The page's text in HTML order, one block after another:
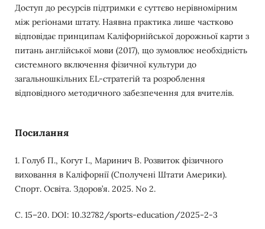
Доступ до ресурсів підтримки є суттєво нерівномірним
між регіонами штату. Наявна практика лише частково
відповідає принципам Каліфорнійської дорожньої карти з
питань англійської мови (2017), що зумовлює необхідність
системного включення фізичної культури до
загальношкільних EL-стратегій та розроблення
відповідного методичного забезпечення для вчителів.
Посилання
1. Голуб П., Когут І., Маринич В. Розвиток фізичного
виховання в Каліфорнії (Сполучені Штати Америки).
Спорт. Освіта. Здоров’я. 2025. No 2.
С. 15–20. DOI: 10.32782/sports-education/2025-2-3